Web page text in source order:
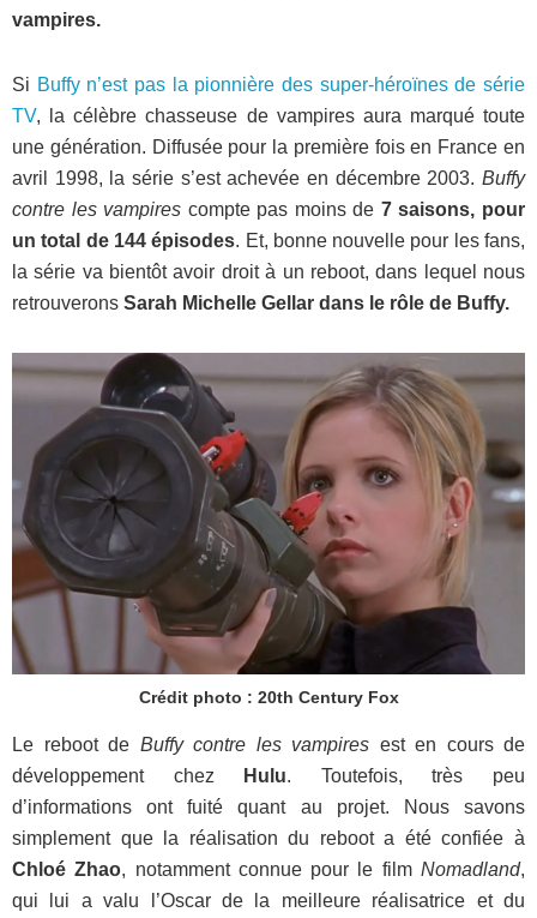
vampires.
Si Buffy n’est pas la pionnière des super-héroïnes de série
TV, la célèbre chasseuse de vampires aura marqué toute
une génération. Diffusée pour la première fois en France en
avril 1998, la série s’est achevée en décembre 2003. Buffy
contre les vampires compte pas moins de 7 saisons, pour
un total de 144 épisodes. Et, bonne nouvelle pour les fans,
la série va bientôt avoir droit à un reboot, dans lequel nous
retrouverons Sarah Michelle Gellar dans le rôle de Buffy.
Crédit photo : 20th Century Fox
Le reboot de Buffy contre les vampires est en cours de
développement chez
Hulu. Toutefois, très peu
d’informations ont fuité quant au projet. Nous savons
simplement que la réalisation du reboot a été confiée à
Chloé Zhao, notamment connue pour le filmNomadland,
qui lui a valu l’Oscar de la meilleure réalisatrice et du